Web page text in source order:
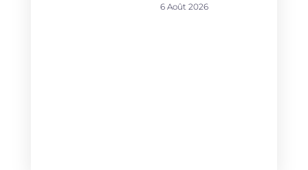
6 Août 2026